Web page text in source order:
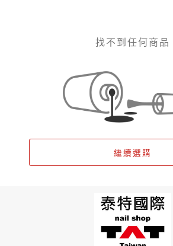
找不到任何商品
繼續選購